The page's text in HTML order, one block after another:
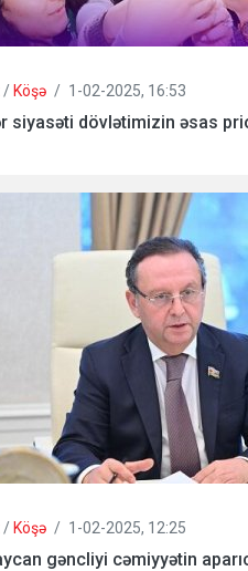
/ Köşə / 1-02-2025, 16:53
siyasəti dövlətimizin əsas
/ Köşə / 1-02-2025, 12:25
gəncliyi cəmiyyətin